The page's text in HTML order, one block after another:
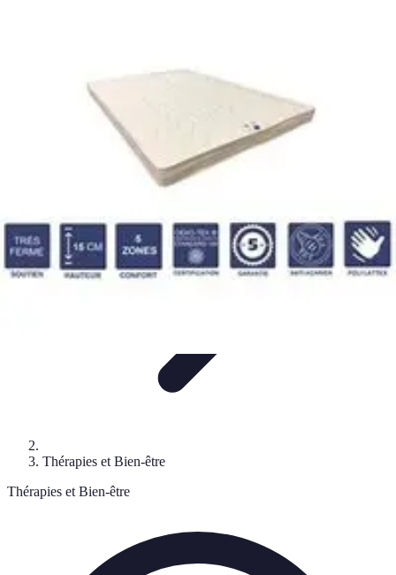
Résiliences Personnelles
Thérapies et Bien-être
Thérapies et Bien-être